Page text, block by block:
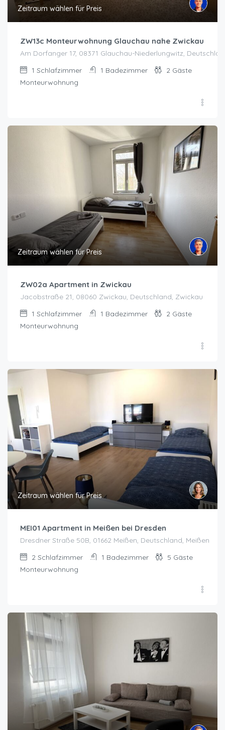
Zeitraum wählen für Preis
ZW13c Monteurwohnung Glauchau nahe Zwickau
Am Dorfanger 17, 08371 Glauchau-Niederlungwitz,
1 Schlafzimmer 1 Badezimmer 2 Gäste
Monteurwohnung
Zeitraum wählen für Preis
ZW02a Apartment in Zwickau
Jacobstraße 21, 08060 Zwickau, Deutschland, Zwickau
1 Schlafzimmer 1 Badezimmer 2 Gäste
Monteurwohnung
Zeitraum wählen für Preis
MEI01 Apartment in Meißen bei Dresden
Dresdner Straße 50B, 01662 Meißen, Deutschland, Meißen
2 Schlafzimmer 1 Badezimmer 5 Gäste
Monteurwohnung